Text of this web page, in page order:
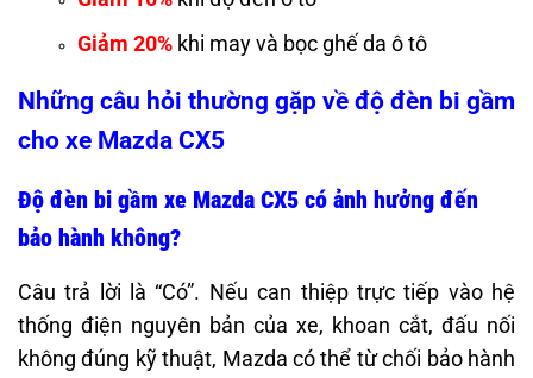
Giảm 20% khi may và bọc ghế da ô tô
Những câu hỏi thường gặp về độ đèn bi gầm
cho xe Mazda CX5
Độ đèn bi gầm xe Mazda CX5 có ảnh hưởng đến
bảo hành không?
Câu trả lời là “Có”. Nếu can thiệp trực tiếp vào hệ
thống điện nguyên bản của xe, khoan cắt, đấu nối
không đúng kỹ thuật, Mazda có thể từ chối bảo hành